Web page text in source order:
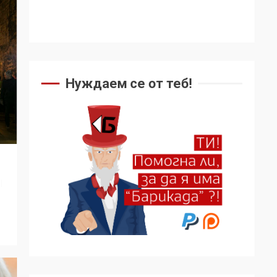
Нуждаем се от теб!